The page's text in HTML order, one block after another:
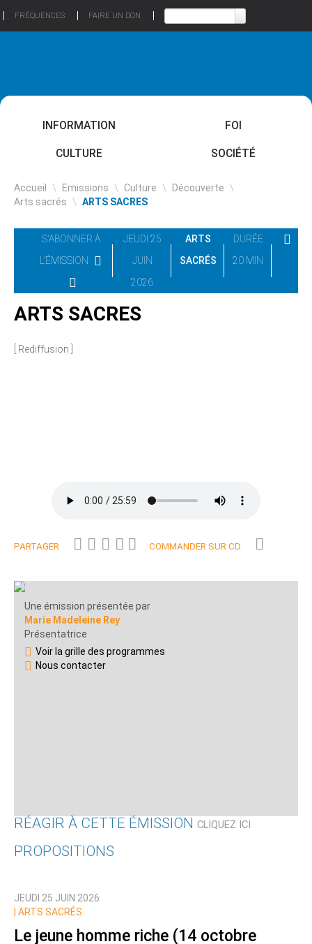
FRÉQUENCES FAIRE UN DON
INFORMATION FOI
CULTURE SOCIÉTÉ
Accueil \ Emissions \ Culture \ Découverte \
Arts sacrés \ ARTS SACRES
S'ABONNER À
L'ÉMISSION
JEUDI 25
JUIN
2026
ARTS
SACRÉS
DURÉE
20 MIN
ARTS SACRES
[ Rediffusion ]
PARTAGER COMMANDER SUR CD
Une émission présentée par
Marie Madeleine Rey
Présentatrice
Voir la grille des programmes
Nous contacter
RÉAGIR À CETTE ÉMISSION CLIQUEZ ICI
Nom
PROPOSITIONS
JEUDI 25 JUIN 2026
ARTS SACRÉS
Le jeune homme riche (14 octobre